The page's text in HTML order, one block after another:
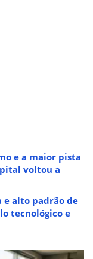
e a maior pista
voltou a
alto padrão de
tecnológico e